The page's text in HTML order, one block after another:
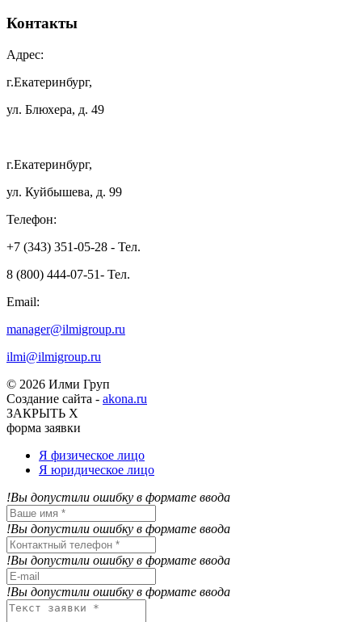
Контакты
Адрес:
г.Екатеринбург,
ул. Блюхера, д. 49
г.Екатеринбург,
ул. Куйбышева, д. 99
Телефон:
+7 (343) 351-05-28 - Тел.
8 (800) 444-07-51- Тел.
Email:
manager@ilmigroup.ru
ilmi@ilmigroup.ru
© 2026 Илми Груп
Создание сайта - akona.ru
ЗАКРЫТЬ Х
форма заявки
Я физическое лицо
Я юридическое лицо
!Вы допустили ошибку в формате ввода
!Вы допустили ошибку в формате ввода
!Вы допустили ошибку в формате ввода
!Вы допустили ошибку в формате ввода